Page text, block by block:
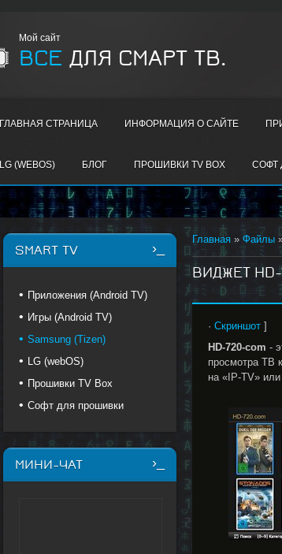
Мой сайт
ВСЕ ДЛЯ СМАРТ ТВ.
ГЛАВНАЯ СТРАНИЦА ИНФОРМАЦИЯ О САЙТЕ
LG (WEBOS) БЛОГ ПРОШИВКИ TV BOX СОФТ
Главная » Файлы
ВИДЖЕТ HD-
· Скриншот ]
HD-720-com -
просмотра ТВ
на «IP-TV»
SMART TV
Приложения (Android TV)
Игры (Android TV)
Samsung (Tizen)
LG (webOS)
Прошивки TV Box
Софт для прошивки
МИНИ-ЧАТ